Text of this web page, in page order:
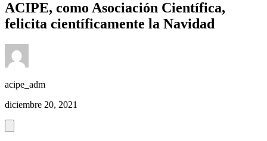
ACIPE, como Asociación Científica,
felicita científicamente la Navidad
acipe_adm
diciembre 20, 2021